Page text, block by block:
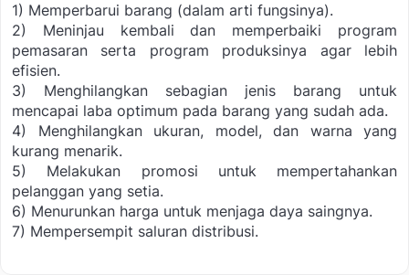
1) Memperbarui barang (dalam arti fungsinya).
2) Meninjau kembali dan memperbaiki program
pemasaran serta program produksinya agar lebih
efisien.
3) Menghilangkan sebagian jenis barang untuk
mencapai laba optimum pada barang yang sudah ada.
4) Menghilangkan ukuran, model, dan warna yang
kurang menarik.
5) Melakukan promosi untuk mempertahankan
pelanggan yang setia.
6) Menurunkan harga untuk menjaga daya saingnya.
7) Mempersempit saluran distribusi.